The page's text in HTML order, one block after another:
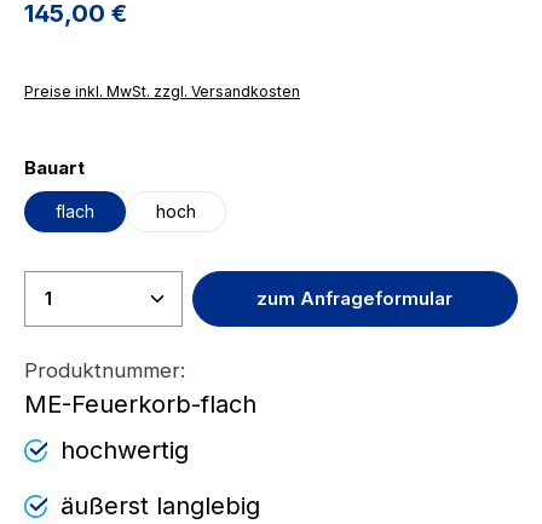
Regulärer Preis:
145,00 €
Preise inkl. MwSt. zzgl. Versandkosten
Bauartauswählen
flach hoch
Produkt Anzahl: Gib den
zum Anfrageformular
Produktnummer:
ME-Feuerkorb-flach
hochwertig
äußerst langlebig